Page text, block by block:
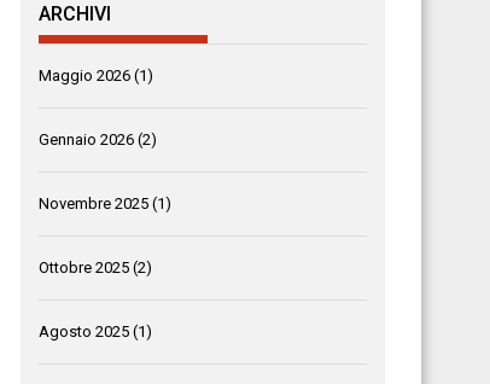
ARCHIVI
Maggio 2026 (1)
Gennaio 2026 (2)
Novembre 2025 (1)
Ottobre 2025 (2)
Agosto 2025 (1)